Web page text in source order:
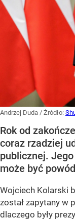
Andrzej Duda / Źródło:
Rok od
coraz rzadziej
publicznej. Jego
może być
Wojciech Kolarski
został zapytany w
dlaczego były